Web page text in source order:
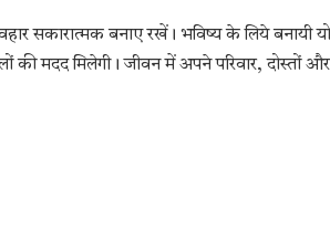
सकारात्मक बनाए रखें। भविष्य के लिये
की मदद मिलेगी। जीवन में अपने परिवार, दोस्तों